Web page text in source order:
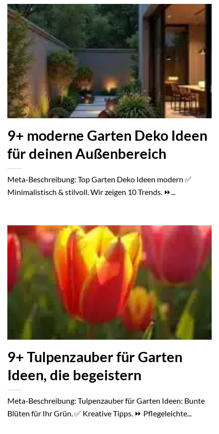
9+ moderne Garten Deko Ideen
für deinen Außenbereich
Meta-Beschreibung: Top Garten Deko Ideen modern ✅
Minimalistisch & stilvoll. Wir zeigen 10 Trends. ⏩...
9+ Tulpenzauber für Garten
Ideen, die begeistern
Meta-Beschreibung: Tulpenzauber für Garten Ideen: Bunte
Blüten für Ihr Grün. ✅ Kreative Tipps. ⏩ Pflegeleichte...